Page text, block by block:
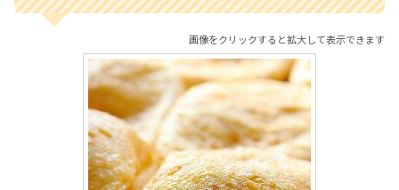
画像をクリックすると拡大して表示できます